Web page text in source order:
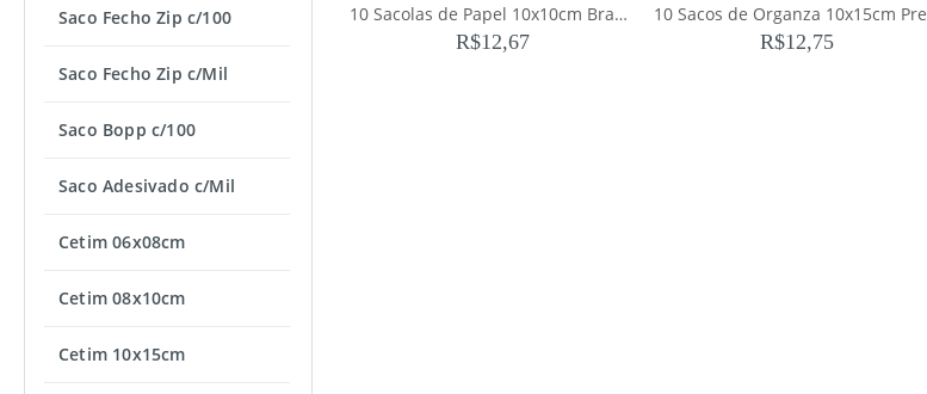
10 Sacolas de Papel 10x10cm Branca
R$12,67 R$12,75
Saco Fecho Zip c/100
Saco Fecho Zip c/Mil
Saco Bopp c/100
Saco Adesivado c/Mil
Cetim 06x08cm
Cetim 08x10cm
Cetim 10x15cm